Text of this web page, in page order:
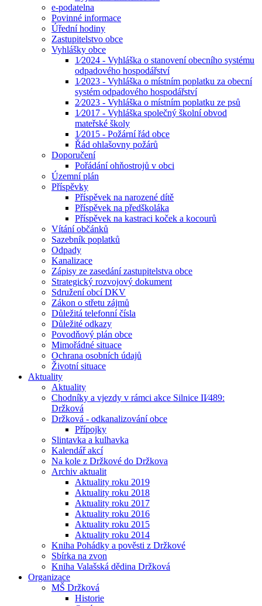
e-podatelna
Povinné informace
Úřední hodiny
Zastupitelstvo obce
Vyhlášky obce
1⁄2024 - Vyhláška o stanovení obecního systému
odpadového hospodářství
1⁄2023 - Vyhláška o místním poplatku za obecní
systém odpadového hospodářství
2⁄2023 - Vyhláška o místním poplatku ze psů
1⁄2017 - Vyhláška společný školní obvod
mateřské školy
1⁄2015 - Požární řád obce
Řád ohlašovny požárů
Doporučení
Pořádání ohňostrojů v obci
Územní plán
Příspěvky
Příspěvek na narozené dítě
Příspěvek na předškoláka
Příspěvek na kastraci koček a kocourů
Vítání občánků
Sazebník poplatků
Odpady
Kanalizace
Zápisy ze zasedání zastupitelstva obce
Strategický rozvojový dokument
Sdružení obcí DKV
Zákon o střetu zájmů
Důležitá telefonní čísla
Důležité odkazy
Povodňový plán obce
Mimořádné situace
Ochrana osobních údajů
Životní situace
Aktuality
Aktuality
Chodníky a vjezdy v rámci akce Silnice II⁄489:
Držková
Držková - odkanalizování obce
Přípojky
Slintavka a kulhavka
Kalendář akcí
Na kole z Držkové do Držkova
Archiv aktualit
Aktuality roku 2019
Aktuality roku 2018
Aktuality roku 2017
Aktuality roku 2016
Aktuality roku 2015
Aktuality roku 2014
Kniha Pohádky a pověsti z Držkové
Sbírka na zvon
Kniha Valašská dědina Držková
Organizace
MŠ Držková
Historie